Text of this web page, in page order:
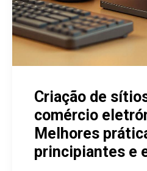
Criação de
comércio
Melhores
principiantes e